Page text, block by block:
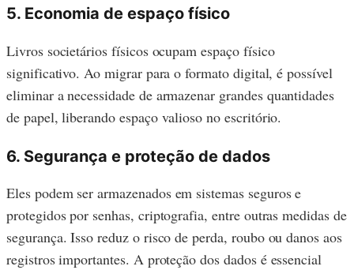
5. Economia de espaço físico
Livros societários físicos ocupam espaço físico
significativo. Ao migrar para o formato digital, é possível
eliminar a necessidade de armazenar grandes quantidades
de papel, liberando espaço valioso no escritório.
6. Segurança e proteção de dados
Eles podem ser armazenados em sistemas seguros e
protegidos por senhas, criptografia, entre outras medidas de
segurança. Isso reduz o risco de perda, roubo ou danos aos
registros importantes. A proteção dos dados é essencial